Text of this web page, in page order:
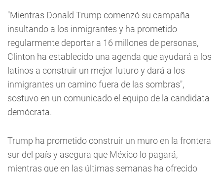
"Mientras Donald Trump comenzó su campaña
insultando a los inmigrantes y ha prometido
regularmente deportar a 16 millones de personas,
Clinton ha establecido una agenda que ayudará a los
latinos a construir un mejor futuro y dará a los
inmigrantes un camino fuera de las sombras",
sostuvo en un comunicado el equipo de la candidata
demócrata.
Trump ha prometido construir un muro en la frontera
sur del país y asegura que México lo pagará,
mientras que en las últimas semanas ha ofrecido